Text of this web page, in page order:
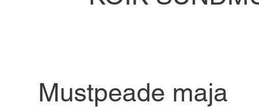
Mustpeade maja